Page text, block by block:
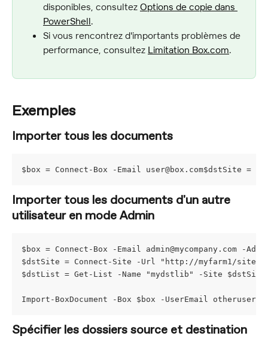
disponibles, consultez Options de copie dans
PowerShell.
Si vous rencontrez d'importants problèmes de
performance, consultez Limitation Box.com.
Exemples
Importer tous les documents
$box = Connect-Box -Email user@box.com$dstSite =
Importer tous les documents d'un autre
utilisateur en mode Admin
$box = Connect-Box -Email admin@mycompany.com -
$dstSite = Connect-Site -Url "http://myfarm1/sites/
$dstList = Get-List -Name "mydstlib" -Site $dstSite
Import-BoxDocument -Box $box -UserEmail
Spécifier les dossiers source et destination